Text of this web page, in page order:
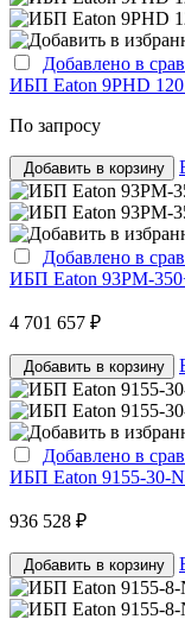
Добавлено в
ИБП Eaton 9PHD
По запросу
Добавить в корзину
Добавлено в
ИБП Eaton 93PM-
4 701 657 ₽
Добавить в корзину
Добавлено в
ИБП Eaton 9155-30-
936 528 ₽
Добавить в корзину